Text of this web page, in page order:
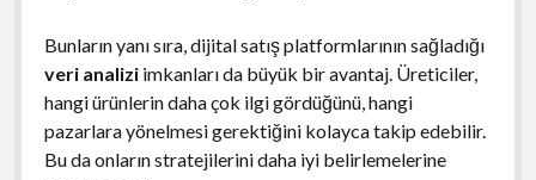
Bunların yanı sıra, dijital satış platformlarının sağladığı
veri analiziimkanları da büyük bir avantaj. Üreticiler,
hangi ürünlerin daha çok ilgi gördüğünü, hangi
pazarlara yönelmesi gerektiğini kolayca takip edebilir.
Bu da onların stratejilerini daha iyi belirlemelerine